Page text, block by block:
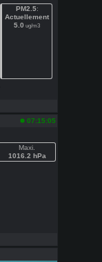
PM2.5:
Actuellement
5.0 ug/m3
07:15:05
Maxi.
1016.2 hPa